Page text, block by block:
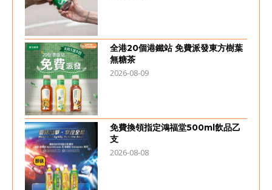
全港20個港鐵站 免費派發東方樹葉
無糖茶
2026-08-09
免費換領指定鴻福堂500ml飲品乙
支
2026-08-08